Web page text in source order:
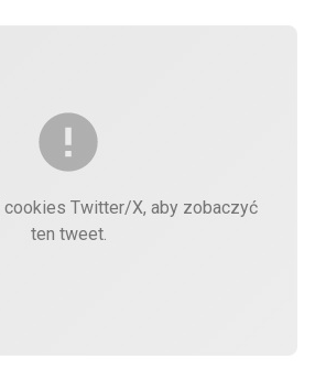
cookies Twitter/X, aby zobaczyć
ten tweet.